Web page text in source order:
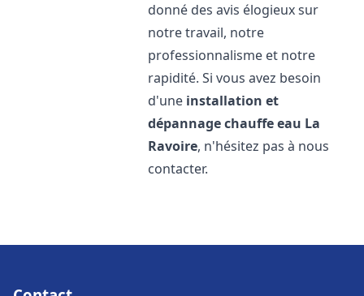
donné des avis élogieux sur
notre travail, notre
professionnalisme et notre
rapidité. Si vous avez besoin
d'une installation et
dépannage chauffe eau La
Ravoire, n'hésitez pas à nous
contacter.